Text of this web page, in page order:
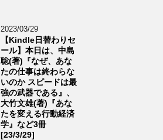
2023/03/29
【Kindle日替わりセ
ール】本日は、中島
聡(著)『なぜ、あな
たの仕事は終わらな
いのか スピードは最
強の武器である』、
大竹文雄(著)『あな
たを変える行動経済
学』など3冊
[23/3/29]